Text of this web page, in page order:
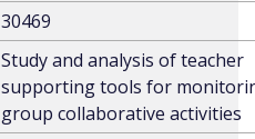
30469
Study and analysis of teacher
supporting tools for
group collaborative activities